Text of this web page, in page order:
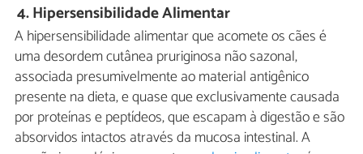
4.Hipersensibilidade Alimentar
A hipersensibilidade alimentar que acomete os cães é
uma desordem cutânea pruriginosa não sazonal,
associada presumivelmente ao material antigênico
presente na dieta, e quase que exclusivamente causada
por proteínas e peptídeos, que escapam à digestão e são
absorvidos intactos através da mucosa intestinal. A